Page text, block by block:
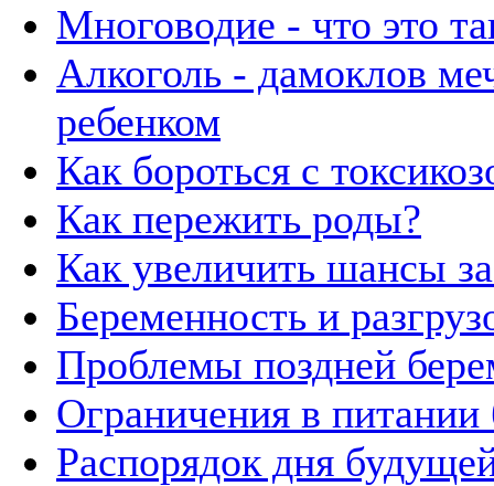
Многоводие - что это
Алкоголь - дамоклов
ребенком
Как бороться с
Как пережить роды?
Как увеличить шансы
Беременность и
Проблемы поздней
Ограничения в
Распорядок дня